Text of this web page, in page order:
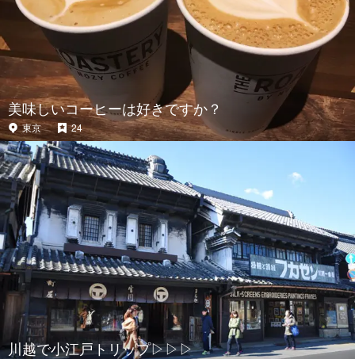
美味しいコーヒーは好きですか？
東京 24
川越で小江戸トリップ▷▷▷